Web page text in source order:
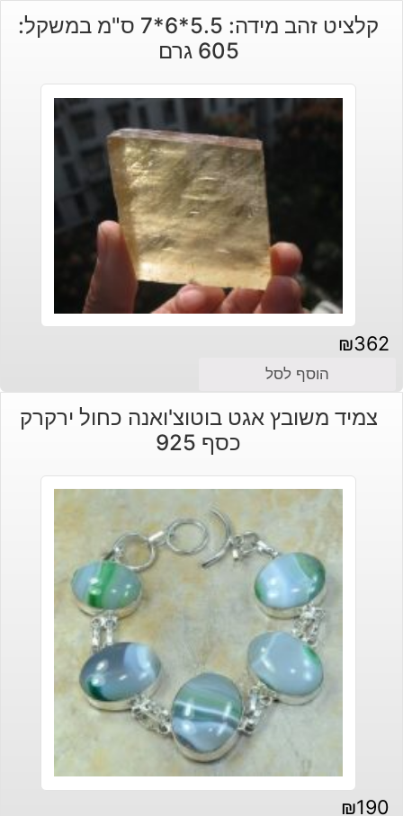
קלציט זהב מידה: 5.5*6*7 ס"מ במשקל:
605 גרם
₪362
הוסף לסל
צמיד משובץ אגט בוטוצ'ואנה כחול ירקרק
כסף 925
₪190